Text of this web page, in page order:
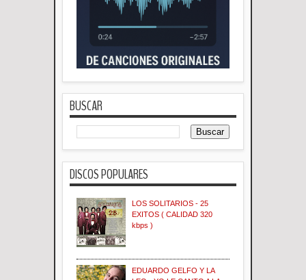
BUSCAR
DISCOS POPULARES
LOS SOLITARIOS - 25
EXITOS ( CALIDAD 320
kbps )
EDUARDO GELFO Y LA